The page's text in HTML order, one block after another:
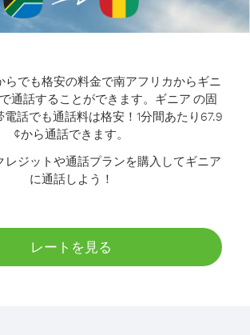
らでも格安の料金で南アフリカからギニ
通話することができます。 ギニア の固
話でも通話料は格安！1分間あたり67.9
¢から通話できます。
レジットや通話プランを購入してギニア
に通話しよう！
レートを見る